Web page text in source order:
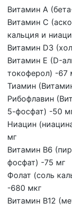
Витамин A
Витамин C
кальция и
Витамин D3
Витамин E (D-
токоферол) -67
Тиамин
Рибофлавин
5-фосфат) -50
Ниацин
мг
Витамин B6
фосфат) -75 мг
Фолат (соль
-680 мкг
Витамин B12